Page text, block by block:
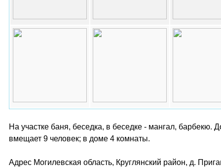
На участке баня, беседка, в беседке - мангал, барбекю.
вмещает 9 человек; в доме 4 комнаты.
Адрес Могилевская область, Круглянский район, д.